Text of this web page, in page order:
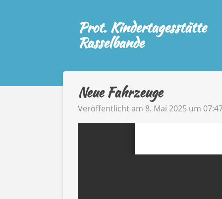
Prot. Kindertagesstätte
Rasselbande
Neue Fahrzeuge
Veröffentlicht am 8. Mai 2025 um